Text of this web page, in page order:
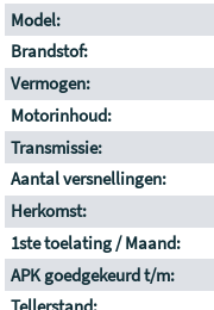
Model:
Brandstof:
Vermogen:
Motorinhoud:
Transmissie:
Aantal versnellingen:
Herkomst:
1ste toelating / Maand:
APK goedgekeurd t/m: